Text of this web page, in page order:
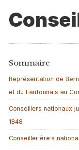
Sommaire
Représentation de
et du Laufonnais au
Conseillers nationaux
1848
Conseillerˑèreˑs